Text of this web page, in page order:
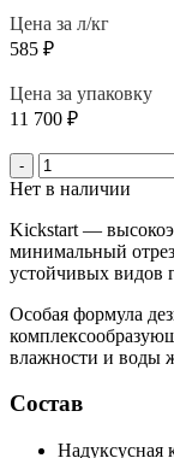
Цена за л/кг
585 ₽
Цена за упаковку
11 700 ₽
-
Нет в наличии
Kickstart —
минимальный
устойчивых видов
Особая формула
влажности и воды
Состав
Надуксусная